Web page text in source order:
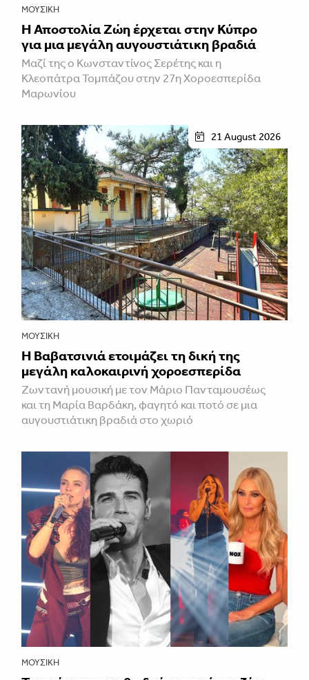
ΜΟΥΣΙΚΉ
Η Αποστολία Ζώη έρχεται στην Κύπρο
για μια μεγάλη αυγουστιάτικη βραδιά
Μαζί της ο Κωνσταντίνος Σερέτης και η
Κλεοπάτρα Τομπάζου στην 27η Χοροεσπερίδα
Μαρωνίου
21 August 2026
ΜΟΥΣΙΚΉ
Η Βαβατσινιά ετοιμάζει τη δική της
μεγάλη καλοκαιρινή χοροεσπερίδα
Ζωντανή μουσική με τον Μάριο Πανταμουσέως
και τη Μαρία Βαρδάκη, φαγητό και ποτό σε μια
αυγουστιάτικη βραδιά στο χωριό
ΜΟΥΣΙΚΉ